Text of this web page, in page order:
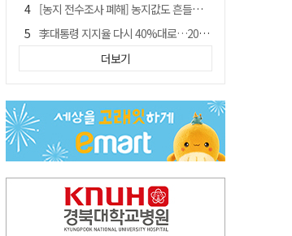
[농지 전수조사 폐해] 농지값도 흔들리나…"도지 막히면 헐값 매물 나올 수도"
李대통령 지지율 다시 40%대로…20대는 18.8%p 급락
유승민 "尹 졸업한 서울대 법대·충암고도 없애야"…李 육사 통합 직격
지역활성화 펀드 9호…포항 AI 데이터센터에 6천억 투입
국민 51.9% "李 대통령 재판 재개 필요하다"
'솔리다임 IPO 추진설' SK하이닉스, 주가 9% 급락
더보기